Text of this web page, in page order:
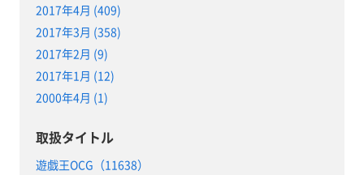
2017年4月 (409)
2017年3月 (358)
2017年2月 (9)
2017年1月 (12)
2000年4月 (1)
取扱タイトル
遊戯王OCG（11638）